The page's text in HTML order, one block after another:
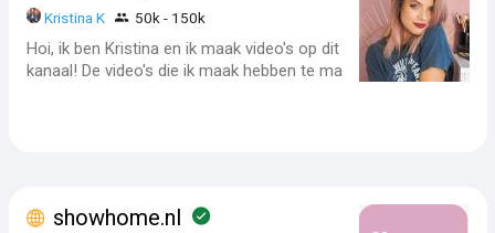
Kristina K 50k - 150k
Hoi, ik ben Kristina en ik maak video's op dit
kanaal! De video's die ik maak hebben te ma
showhome.nl